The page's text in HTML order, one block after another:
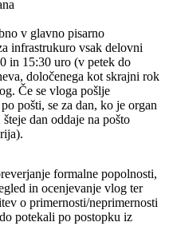
v glavno pisarno
infrastrukuro vsak delovni
in 15:30 uro (v petek do
določenega kot skrajni rok
Če se vloga pošlje
pošti, se za dan, ko je organ
dan oddaje na pošto
formalne popolnosti,
in ocenjevanje vlog ter
o primernosti/neprimernosti
potekali po postopku iz